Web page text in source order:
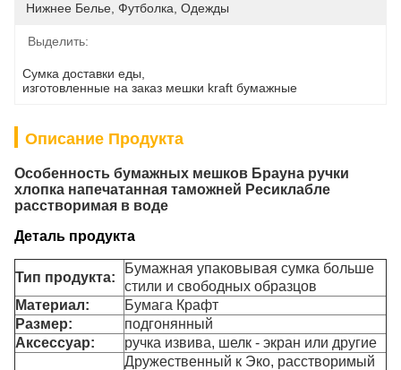
Нижнее Белье, Футболка, Одежды
Выделить:
Сумка доставки еды
изготовленные на заказ мешки kraft бумажные
Описание Продукта
Особенность бумажных мешков Брауна ручки
хлопка напечатанная таможней Ресиклабле
расстворимая в воде
Деталь продукта
Тип продукта:
Бумажная упаковывая сумка больше
стили и свободных образцов
Материал:
Бумага Крафт
Размер:
подгонянный
Аксессуар:
ручка извива, шелк - экран или другие
Дружественный к Эко, расстворимый